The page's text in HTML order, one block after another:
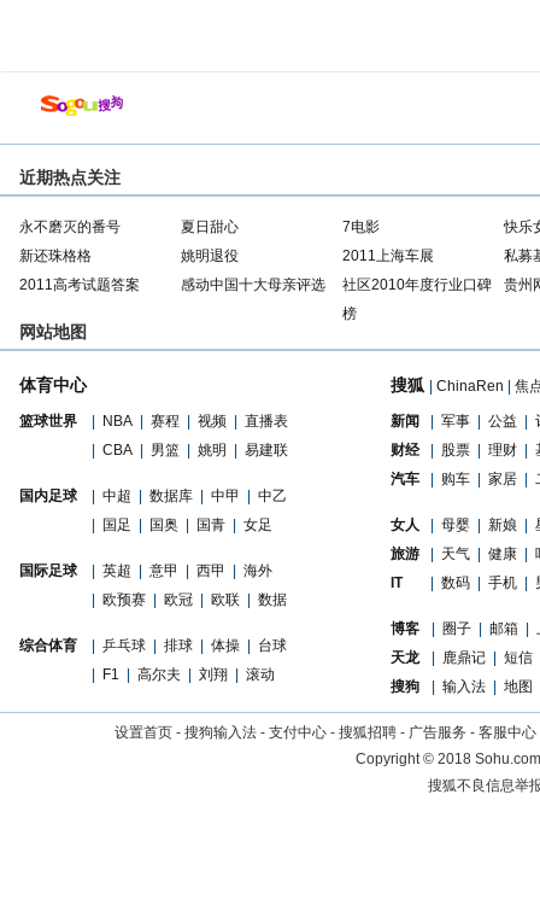
近期热点关注
永不磨灭的番号 夏日甜心 7电影
快乐
新还珠格格
姚明退役 2011上海车展
私募
2011高考试题答案
感动中国十大母亲评选
社区2010年度行业口碑
榜
贵州
网站地图
体育中心
篮球世界 NBA 赛程 视频
直播表
CBA 男篮 姚明 易建联
国内足球 中超 数据库 中甲
中乙
国足 国奥 国青 女足
国际足球 英超 意甲 西甲
海外
欧预赛 欧冠 欧联 数据
综合体育 乒乓球 排球 体操
台球
F1 高尔夫 刘翔 滚动
搜狐 ChinaRen 焦
新闻 军事 公益
财经
股票 理财
汽车
购车 家居
女人 母婴 新娘
旅游
天气 健康
IT
数码 手机
博客 圈子 邮箱
天龙
鹿鼎记
短信
搜狗
输入法 地图
设置首页 - 搜狗输入法 - 支付中心 - 搜狐招聘 - 广告服务 - 客服中心
Copyright©2018
搜狐不良信息举